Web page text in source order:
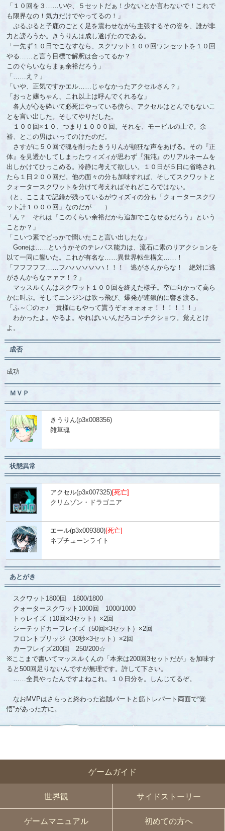
ゲームガイド
世界観 サイドストーリー
ゲームマニュアル 初めての方へ
「１０回を３……いや、５セットだぁ！ㅤ少ないとか言わないで！ㅤこれで
も限界なの！ㅤ気力だけでやってるの！」
ぷるぷると子鹿のごとく足を震わせながら主張するその姿を、誰が非
力と謗ろうか。きうりんは成し遂げたのである。
「一先ず１０日でこなすなら、スクワット１００回ワンセットを１０回
やる……と言う目標で解釈は合ってるか？
このぐらいならまぁ余裕だろう」
「……え？」
「いや、正気ですかエル……じゃなかったアクセルさん？」
「おっと嬢ちゃん、これ以上は呼んでくれるな」
各人が心を砕いて必死にやっている傍ら、アクセルはとんでもないこ
とを言い出した。そしてやりだした。
１００回×１０、つまり１０００回。それを、モービルの上で。余
裕、とこの男はいってのけたのだ。
さすがに５０回で魂を削ったきうりんが頓狂な声をあげる。その『正
体』を見透かしてしまったウィズィが思わず『混沌』のリアルネームを
出しかけてひっこめる。冷静に考えて欲しい。１０日が５日に省略され
たら１日２００回だ。他の面々の分も加味すれば、そしてスクワットと
クォータースクワットを分けて考えればそれどころではない。
（と、ここまで記録が残っているがウィズィの分も「クォータースクワ
ット計１０００回」なのだが……）
「ん？ それは『このくらい余裕だから追加でこなせるだろう』という
ことか？」
「こいつ素でどっかで聞いたこと言い出したな」
Goneは……というかそのテレパス能力は、流石に素のリアクションを
以て一同に響いた。これが有名な……異世界転生構文……！
「フフフフフ……フハハハハハハ！！！ 逃がさんからな！ 絶対に逃
がさんからなァァァ！？」
マッスルくんはスクワット１００回を終えた様子。空に向かって高ら
かに叫ぶ。そしてエンジンは吹っ飛び、爆発が連鎖的に響き渡る。
「ふ～〇のォ♪ 貴様にもやって貰うぞォォォォォ！！！！！！」
わかったよ。やるよ。やればいいんだろコンチクショウ。覚えとけ
よ。
成否
成功
ＭＶＰ
きうりん(p3x008356)
雑草魂
状態異常
アクセル(p3x007325)[死亡]
クリムゾン・ドラゴニア
エール(p3x009380)[死亡]
ネプチューンライト
あとがき
スクワット1800回 1800/1800
クォータースクワット1000回 1000/1000
トゥレイズ（10回×3セット）×2回
シーテッドカーフレイズ（50回×3セット）×2回
フロントブリッジ（30秒×3セット）×2回
カーフレイズ200回 250/200☆
※ここまで書いてマッスルくんの「本来は200回3セットだが」を加味す
ると500回足りないんですが無理です。許して下さい。
……全員やったんですよねこれ。１０日分を。しんじてるぞ。
なおMVPはさらっと終わった盗賊パートと筋トレパート両面で“覚
悟”があった方に。